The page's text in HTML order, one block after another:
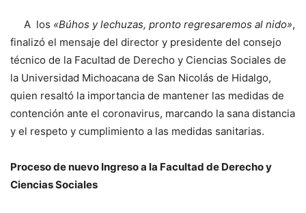
A los «Búhos y lechuzas, pronto regresaremos al nido»,
finalizó el mensaje del director y presidente del consejo
técnico de la Facultad de Derecho y Ciencias Sociales de
la Universidad Michoacana de San Nicolás de Hidalgo,
quien resaltó la importancia de mantener las medidas de
contención ante el coronavirus, marcando la sana distancia
y el respeto y cumplimiento a las medidas sanitarias.
Proceso de nuevo Ingreso a la Facultad de Derecho y
Ciencias Sociales